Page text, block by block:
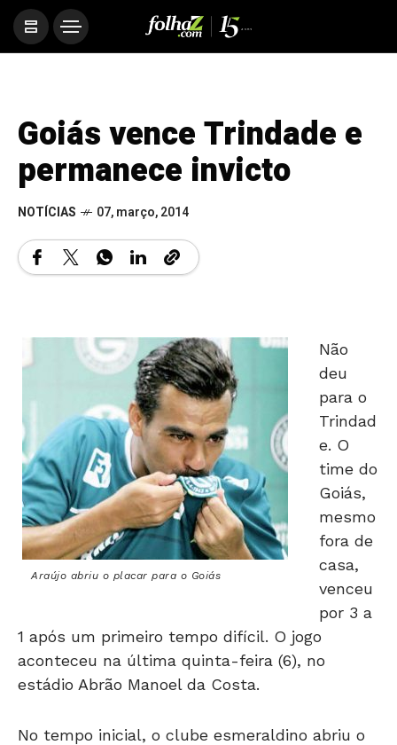
Goiás vence Trindade e
permanece invicto
NOTÍCIAS 07, março, 2014
Araújo abriu o placar para o Goiás
Não
deu
para o
Trindad
e. O
time do
Goiás,
mesmo
fora de
casa,
venceu
por 3 a
1 após um primeiro tempo difícil. O jogo
aconteceu na última quinta-feira (6), no
estádio Abrão Manoel da Costa.
No tempo inicial, o clube esmeraldino abriu o